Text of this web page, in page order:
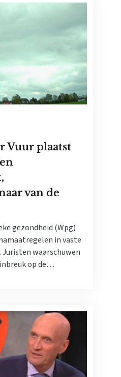
Vuur plaatst
van de
gezondheid (Wpg)
in vaste
waarschuwen
op de…